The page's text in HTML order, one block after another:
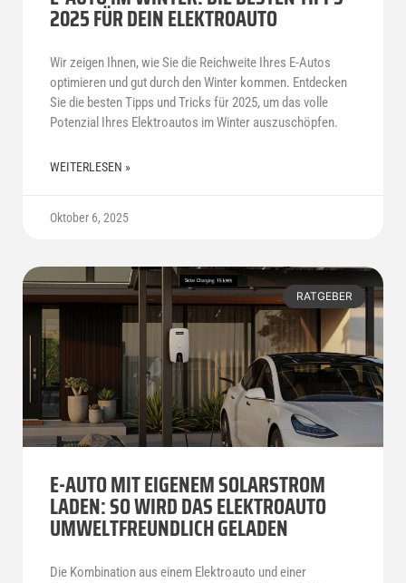
2025 FÜR DEIN ELEKTROAUTO
Wir zeigen Ihnen, wie Sie die Reichweite Ihres E-Autos
optimieren und gut durch den Winter kommen. Entdecken
Sie die besten Tipps und Tricks für 2025, um das volle
Potenzial Ihres Elektroautos im Winter auszuschöpfen.
WEITERLESEN »
Oktober 6, 2025
RATGEBER
E-AUTO MIT EIGENEM SOLARSTROM
LADEN: SO WIRD DAS ELEKTROAUTO
UMWELTFREUNDLICH GELADEN
Die Kombination aus einem Elektroauto und einer